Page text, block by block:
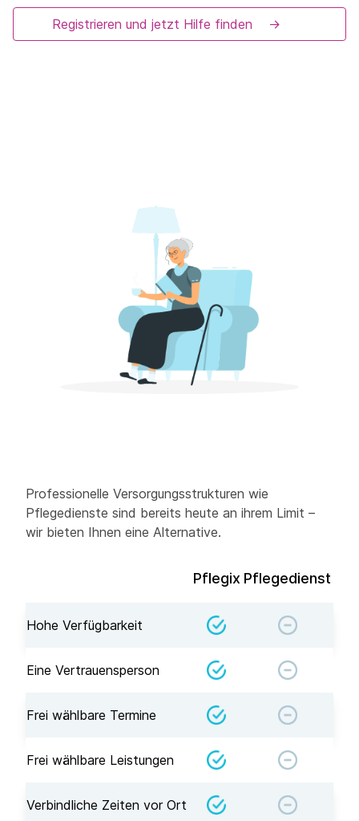
Registrieren und jetzt Hilfe finden →
Professionelle Versorgungsstrukturen wie
Pflegedienste sind bereits heute an ihrem Limit –
wir bieten Ihnen eine Alternative.
Pflegix Pflegedienst
Hohe Verfügbarkeit
Eine Vertrauensperson
Frei wählbare Termine
Frei wählbare Leistungen
Verbindliche Zeiten vor Ort